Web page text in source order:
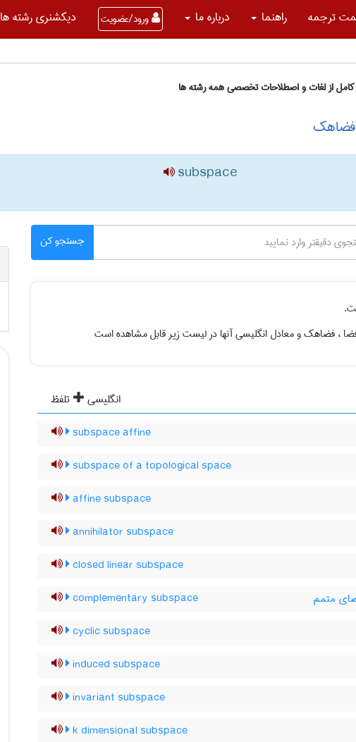
ترجمه راهنما درباره ما ورود/عضویت دیکشنری رشته ها
از لغات و اصطلاحات تخصصی همه رشته ها
فضاهک
subspace
جستجو کن
، فضاهکو معادل انگلیسی آنها در لیست زیر قابل مشاهده است
انگلیسی
تلفظ
subspace affine
subspace of a topological space
affine subspace
annihilator subspace
closed linear subspace
متمم complementary subspace
cyclic subspace
induced subspace
invariant subspace
k dimensional subspace